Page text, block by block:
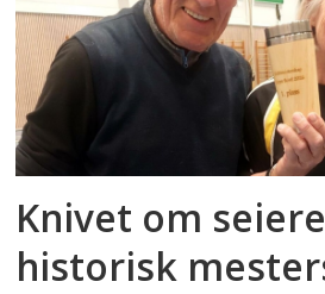
Knivet om
historisk